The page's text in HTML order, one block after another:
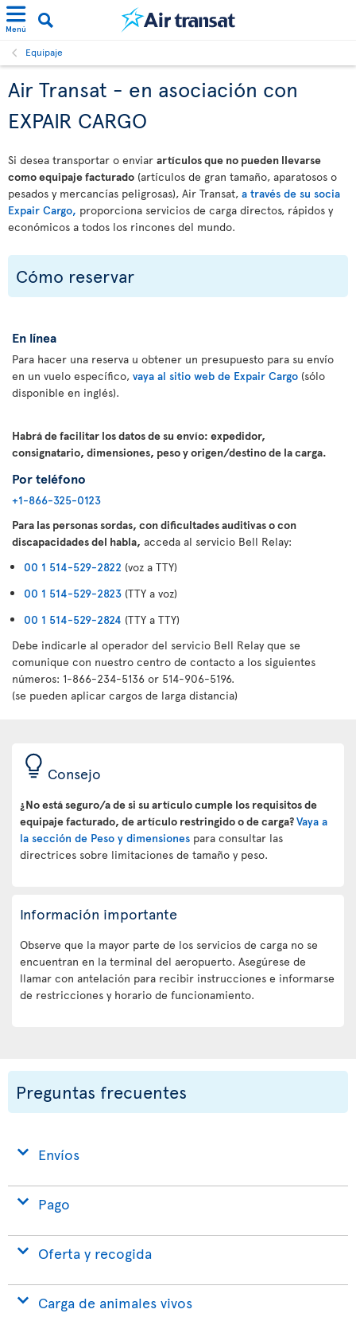
Menú
Equipaje
Air Transat - en asociación con
EXPAIR CARGO
Si desea transportar o enviar artículos que no pueden llevarse
como equipaje facturado (artículos de gran tamaño, aparatosos o
pesados y mercancías peligrosas), Air Transat, a través de su socia
Expair Cargo, proporciona servicios de carga directos, rápidos y
económicos a todos los rincones del mundo.
Cómo reservar
En línea
Para hacer una reserva u obtener un presupuesto para su envío
en un vuelo específico, vaya al sitio web de Expair Cargo (sólo
disponible en inglés).
Habrá de facilitar los datos de su envío: expedidor,
consignatario, dimensiones, peso y origen/destino de la carga.
Por teléfono
+1-866-325-0123
Para las personas sordas, con dificultades auditivas o con
discapacidades del habla, acceda al servicio Bell Relay:
00 1 514-529-2822 (voz a TTY)
00 1 514-529-2823 (TTY a voz)
00 1 514-529-2824 (TTY a TTY)
Debe indicarle al operador del servicio Bell Relay que se
comunique con nuestro centro de contacto a los siguientes
números: 1-866-234-5136 or 514-906-5196.
(se pueden aplicar cargos de larga distancia)
Consejo
¿No está seguro/a de si su artículo cumple los requisitos de
equipaje facturado, de artículo restringido o de carga?Vaya a
la sección de Peso y dimensiones para consultar las
directrices sobre limitaciones de tamaño y peso.
Información importante
Observe que la mayor parte de los servicios de carga no se
encuentran en la terminal del aeropuerto. Asegúrese de
llamar con antelación para recibir instrucciones e informarse
de restricciones y horario de funcionamiento.
Preguntas frecuentes
Envíos
Pago
Oferta y recogida
Carga de animales vivos